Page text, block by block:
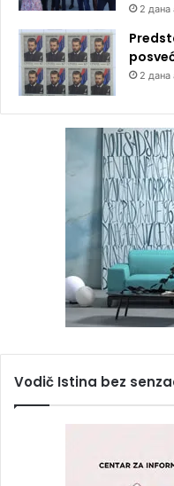
2 дана
2 дана
Vodič Istina bez